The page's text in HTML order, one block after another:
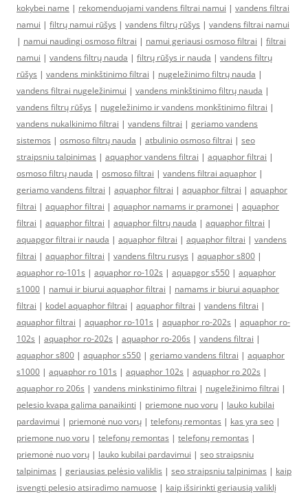
kokybei name | rekomenduojami vandens filtrai namui | vandens filtrai
namui | filtrų namui rūšys | vandens filtrų rūšys | vandens filtrai namui
| namui naudingi osmoso filtrai | namui geriausi osmoso filtrai | filtrai
namui | vandens filtrų nauda | filtrų rūšys ir nauda | vandens filtrų
rūšys | vandens minkštinimo filtrai | nugeležinimo filtrų nauda |
vandens filtrai nugeležinimui | vandens minkštinimo filtrų nauda |
vandens filtrų rūšys | nugeležinimo ir vandens monkštinimo filtrai |
vandens nukalkinimo filtrai | vandens filtrai | geriamo vandens
sistemos | osmoso filtrų nauda | atbulinio osmoso filtrai | seo
straipsniu talpinimas | aquaphor vandens filtrai | aquaphor filtrai |
osmoso filtrų nauda | osmoso filtrai | vandens filtrai aquaphor |
geriamo vandens filtrai | aquaphor filtrai | aquaphor filtrai | aquaphor
filtrai | aquaphor filtrai | aquaphor namams ir pramonei | aquaphor
filtrai | aquaphor filtrai | aquaphor filtrų nauda | aquaphor filtrai |
aquapgor filtrai ir nauda | aquaphor filtrai | aquaphor filtrai | vandens
filtrai | aquaphor filtrai | vandens filtru rusys | aquaphor s800 |
aquaphor ro-101s | aquaphor ro-102s | aquapgor s550 | aquaphor
s1000 | namui ir biurui aquaphor filtrai | namams ir biurui aquaphor
filtrai | kodel aquaphor filtrai | aquaphor filtrai | vandens filtrai |
aquaphor filtrai | aquaphor ro-101s | aquaphor ro-202s | aquaphor ro-
102s | aquaphor ro-202s | aquaphor ro-206s | vandens filtrai |
aquaphor s800 | aquaphor s550 | geriamo vandens filtrai | aquaphor
s1000 | aquaphor ro 101s | aquaphor 102s | aquaphor ro 202s |
aquaphor ro 206s | vandens minkstinimo filtrai | nugeležinimo filtrai |
pelesio kvapa galima panaikinti | priemone nuo voru | lauko kubilai
pardavimui | priemonė nuo vorų | telefonų remontas | kas yra seo |
priemone nuo voru | telefonų remontas | telefonų remontas |
priemonė nuo vorų | lauko kubilai pardavimui | seo straipsniu
talpinimas | geriausias pelėsio valiklis | seo straipsniu talpinimas | kaip
isvengti pelesio atsiradimo namuose | kaip išsirinkti geriausią valiklį